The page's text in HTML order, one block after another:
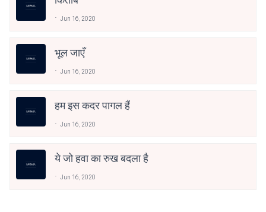
Jun 16, 2020
भूल जाएँ
Jun 16, 2020
हम इस कदर पागल हैं
Jun 16, 2020
ये जो हवा का रुख बदला है
Jun 16, 2020